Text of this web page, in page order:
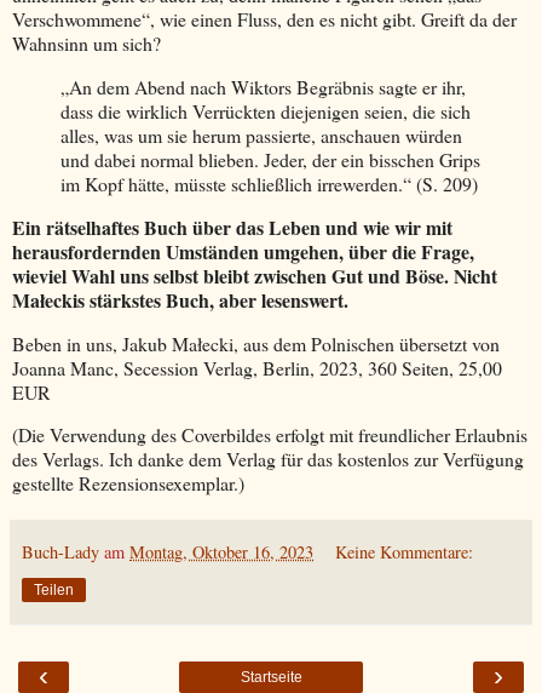
Verschwommene“, wie einen Fluss, den es nicht gibt. Greift da der
Wahnsinn um sich?
„An dem Abend nach Wiktors Begräbnis sagte er ihr,
dass die wirklich Verrückten diejenigen seien, die sich
alles, was um sie herum passierte, anschauen würden
und dabei normal blieben. Jeder, der ein bisschen Grips
im Kopf hätte, müsste schließlich irrewerden.“ (S. 209)
Ein rätselhaftes Buch über das Leben und wie wir mit
herausfordernden Umständen umgehen, über die Frage,
wieviel Wahl uns selbst bleibt zwischen Gut und Böse. Nicht
Małeckis stärkstes Buch, aber lesenswert.
Beben in uns, Jakub Małecki, aus dem Polnischen übersetzt von
Joanna Manc, Secession Verlag, Berlin, 2023, 360 Seiten, 25,00
EUR
(Die Verwendung des Coverbildes erfolgt mit freundlicher Erlaubnis
des Verlags. Ich danke dem Verlag für das kostenlos zur Verfügung
gestellte Rezensionsexemplar.)
Buch-Lady am Montag, Oktober 16, 2023 Keine Kommentare:
Teilen
‹ ›
Startseite